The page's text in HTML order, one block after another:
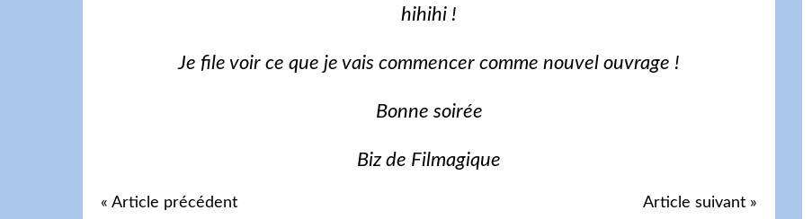
hihihi !
Je file voir ce que je vais commencer comme nouvel ouvrage !
Bonne soirée
Biz de Filmagique
« Article précédent Article suivant »